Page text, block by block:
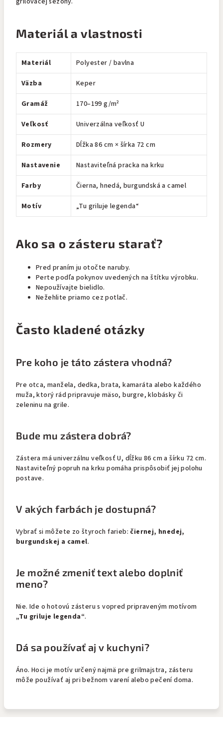
Materiál a vlastnosti
Materiál Polyester / bavlna
Väzba Keper
Gramáž 170–199 g/m²
Veľkosť Univerzálna veľkosť U
Rozmery Dĺžka 86 cm × šírka 72 cm
Nastavenie Nastaviteľná pracka na krku
Farby Čierna, hnedá, burgundská a camel
Motív „Tu griluje legenda“
Ako sa o zásteru starať?
Pred praním ju otočte naruby.
Perte podľa pokynov uvedených na štítku výrobku.
Nepoužívajte bielidlo.
Nežehlite priamo cez potlač.
Často kladené otázky
Pre koho je táto zástera vhodná?
Pre otca, manžela, dedka, brata, kamaráta alebo každého
muža, ktorý rád pripravuje mäso, burgre, klobásky či
zeleninu na grile.
Bude mu zástera dobrá?
Zástera má univerzálnu veľkosť U, dĺžku 86 cm a šírku 72 cm.
Nastaviteľný popruh na krku pomáha prispôsobiť jej polohu
postave.
V akých farbách je dostupná?
Vybrať si môžete zo štyroch farieb: čiernej, hnedej,
burgundskej a camel.
Je možné zmeniť text alebo doplniť
meno?
Nie. Ide o hotovú zásteru s vopred pripraveným motívom
„Tu griluje legenda“.
Dá sa používať aj v kuchyni?
Áno. Hoci je motív určený najmä pre grilmajstra, zásteru
môže používať aj pri bežnom varení alebo pečení doma.